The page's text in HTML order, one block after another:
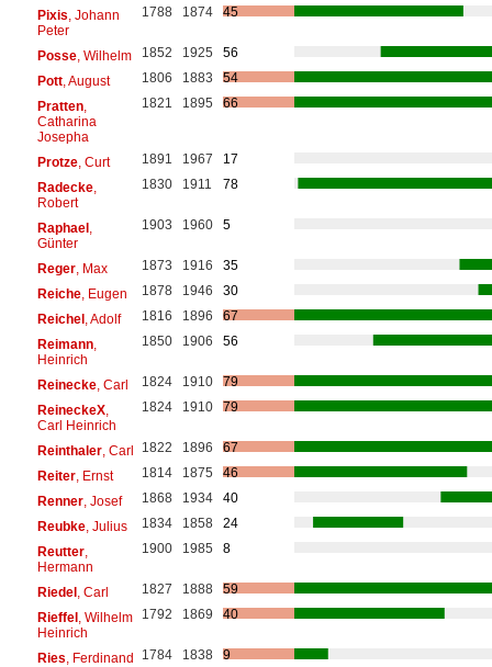
Pixis , Johann
Peter
1788 1874 45
Posse, Wilhelm 1852 1925
56
Pott, August 1806 1883
54
Pratten,
Catharina
Josepha
1821 1895 66
Protze, Curt 1891 1967
17
Radecke,
Robert
1830 1911 78
Raphael,
Günter
1903 1960 5
Reger, Max 1873 1916
35
Reiche, Eugen 1878 1946
30
Reichel, Adolf 1816 1896
67
Reimann,
Heinrich
1850 1906 56
Reinecke, Carl 1824 1910
79
ReineckeX,
Carl Heinrich
1824 1910 79
Reinthaler, Carl 1822 1896
67
Reiter, Ernst 1814 1875
46
Renner, Josef 1868 1934
40
Reubke, Julius 1834 1858
24
Reutter,
Hermann
1900 1985 8
Riedel, Carl 1827 1888
59
Rieffel, Wilhelm
Heinrich
1792 1869 40
Ries , Ferdinand 1784 1838
9